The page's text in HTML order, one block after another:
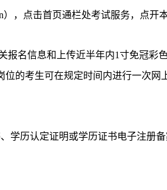
，点击首页通栏处考试服务，点开
名信息和上传近半年内1寸免冠
的考生可在规定时间内进行一次
学历认定证明或学历证书电子注册